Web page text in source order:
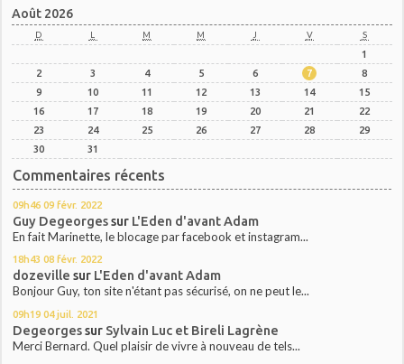
Août 2026
D L M M J V S
1
2
3 4 5 6 7
8
9
10 11 12 13 14
15
16
17 18 19 20 21
22
23
24 25 26 27 28
29
30
31
Commentaires récents
09h46 09 févr. 2022
Guy Degeorgessur L'Eden d'avant Adam
En fait Marinette, le blocage par facebook et instagram...
18h43 08 févr. 2022
dozeville sur L'Eden d'avant Adam
Bonjour Guy, ton site n'étant pas sécurisé, on ne peut le...
09h19 04 juil. 2021
Degeorgessur Sylvain Luc et Bireli Lagrène
Merci Bernard. Quel plaisir de vivre à nouveau de tels...